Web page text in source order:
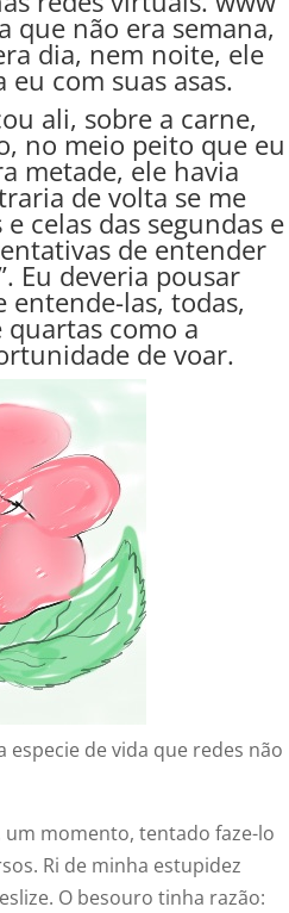
que não era semana,
dia, nem noite, ele
com suas asas.
ali, sobre a carne,
no meio peito que eu
metade, ele havia
de volta se me
celas das segundas e
de entender
Eu deveria pousar
entende-las, todas,
quartas como a
de voar.
especie de vida que redes não
momento, tentado faze-lo
Ri de minha estupidez
O besouro tinha razão: